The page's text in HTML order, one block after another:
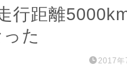
行距離
た
2017年